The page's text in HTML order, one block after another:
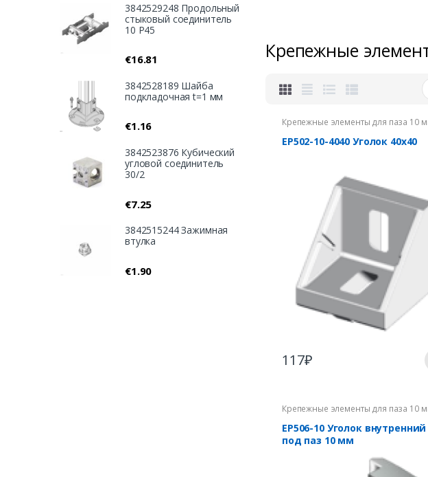
Крепежные
Крепежные элементы для паза 10
EP502-10-4040 Уголок 40х40
117₽
Крепежные элементы для паза 10
EP506-10 Уголок внутренний
под паз 10 мм
3842529248 Продольный
стыковый соединитель
10 Р45
€16.81
3842528189 Шайба
подкладочная t=1 мм
€1.16
3842523876 Кубический
угловой соединитель
30/2
€7.25
3842515244 Зажимная
втулка
€1.90